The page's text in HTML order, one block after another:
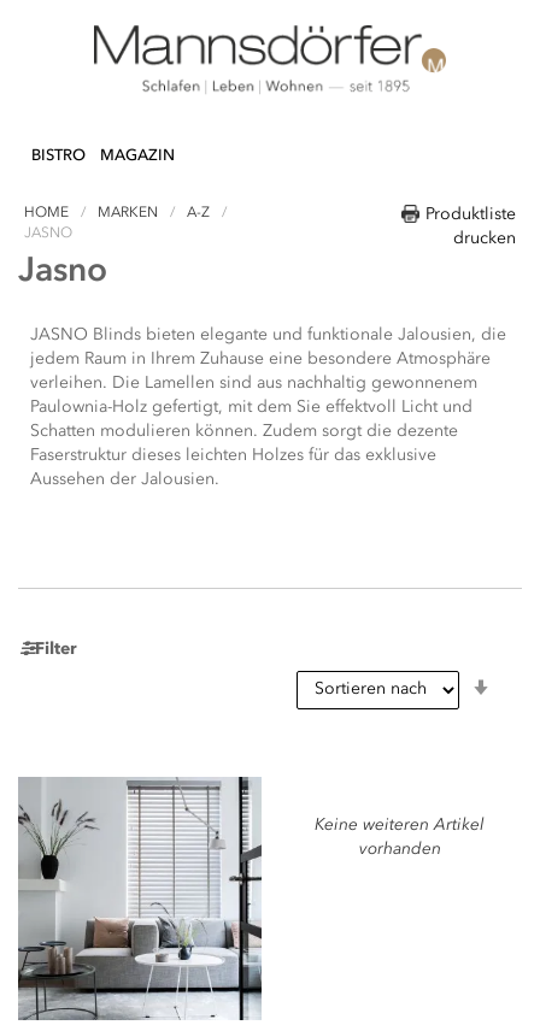
zum
BISTRO MAGAZIN
Produktliste
drucken
HOME MARKEN
A-Z
JASNO
Jasno
JASNO Blinds bieten elegante und funktionale Jalousien, die
jedem Raum in Ihrem Zuhause eine besondere Atmosphäre
verleihen. Die Lamellen sind aus nachhaltig gewonnenem
Paulownia-Holz gefertigt, mit dem Sie effektvoll Licht und
Schatten modulieren können. Zudem sorgt die dezente
Faserstruktur dieses leichten Holzes für das exklusive
Aussehen der Jalousien.
Filter
Keine weiteren Artikel
vorhanden